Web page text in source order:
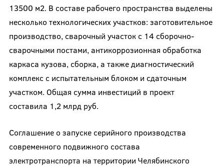
13500 м2. В составе рабочего пространства выделены
несколько технологических участков: заготовительное
производство, сварочный участок с 14 сборочно-
сварочными постами, антикоррозионная обработка
каркаса кузова, сборка, а также диагностический
комплекс с испытательным блоком и сдаточным
участком. Общая сумма инвестиций в проект
составила 1,2 млрд руб.
Соглашение о запуске серийного производства
современного подвижного состава
электротранспорта на территории Челябинского